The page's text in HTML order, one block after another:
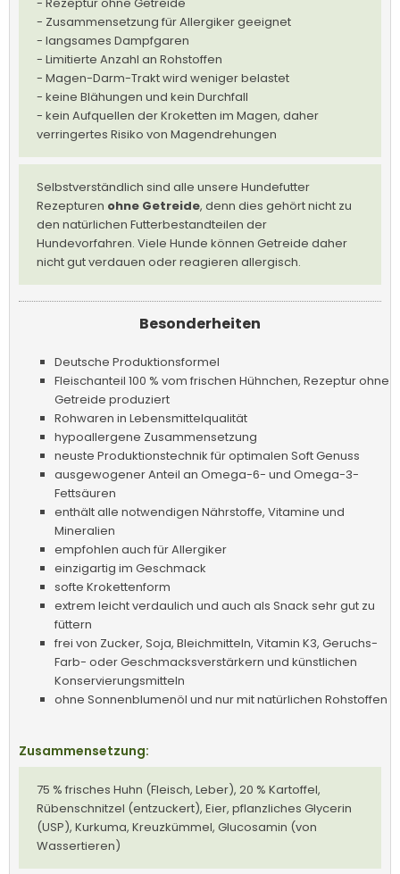
- Zusammensetzung für Allergiker geeignet
- langsames Dampfgaren
- Limitierte Anzahl an Rohstoffen
- Magen-Darm-Trakt wird weniger belastet
- keine Blähungen und kein Durchfall
- kein Aufquellen der Kroketten im Magen, daher
verringertes Risiko von Magendrehungen
Selbstverständlich sind alle unsere Hundefutter
Rezepturen ohne Getreide, denn dies gehört nicht zu
den natürlichen Futterbestandteilen der
Hundevorfahren. Viele Hunde können Getreide daher
nicht gut verdauen oder reagieren allergisch.
Besonderheiten
Deutsche Produktionsformel
Fleischanteil 100 % vom frischen Hühnchen, Rezeptur ohne
Getreide produziert
Rohwaren in Lebensmittelqualität
hypoallergene Zusammensetzung
neuste Produktionstechnik für optimalen Soft Genuss
ausgewogener Anteil an Omega-6- und Omega-3-
Fettsäuren
enthält alle notwendigen Nährstoffe, Vitamine und
Mineralien
empfohlen auch für Allergiker
einzigartig im Geschmack
softe Krokettenform
extrem leicht verdaulich und auch als Snack sehr gut zu
füttern
frei von Zucker, Soja, Bleichmitteln, Vitamin K3, Geruchs-
Farb- oder Geschmacksverstärkern und künstlichen
Konservierungsmitteln
ohne Sonnenblumenöl und nur mit natürlichen Rohstoffen
Zusammensetzung:
75 % frisches Huhn (Fleisch, Leber), 20 % Kartoffel,
Rübenschnitzel (entzuckert), Eier, pflanzliches Glycerin
(USP), Kurkuma, Kreuzkümmel, Glucosamin (von
Wassertieren)